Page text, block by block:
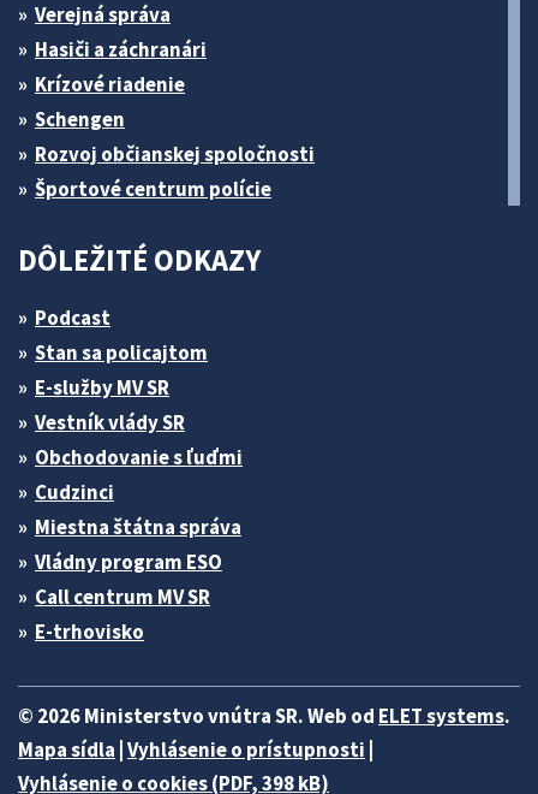
Verejná správa
Hasiči a záchranári
Krízové riadenie
Schengen
Rozvoj občianskej spoločnosti
Športové centrum polície
DÔLEŽITÉ ODKAZY
Podcast
Stan sa policajtom
E-služby MV SR
Vestník vlády SR
Obchodovanie s ľuďmi
Cudzinci
Miestna štátna správa
Vládny program ESO
Call centrum MV SR
E-trhovisko
© 2026 Ministerstvo vnútra SR. Web od ELET systems.
Mapa sídla Vyhlásenie o prístupnosti
Vyhlásenie o cookies (PDF, 398 kB)